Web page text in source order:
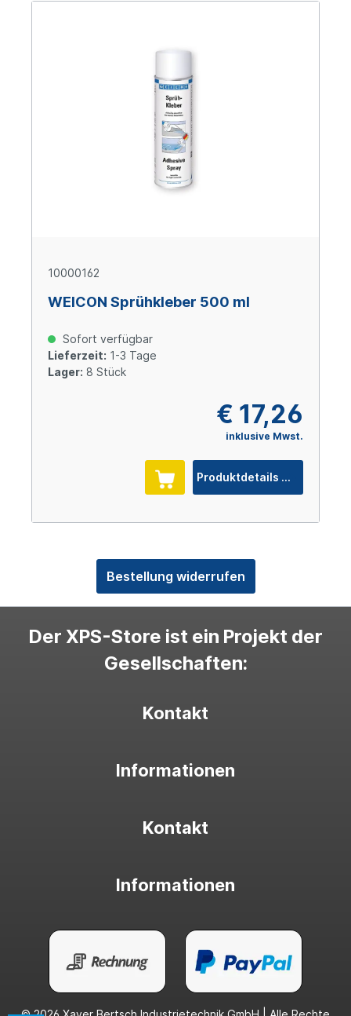
10000162
WEICON Sprühkleber 500 ml
Sofort verfügbar
Lieferzeit: 1-3 Tage
Lager: 8 Stück
€ 17,26
inklusive Mwst.
Produktdetails
Bestellung widerrufen
Der XPS-Store ist ein Projekt der
Gesellschaften:
Kontakt
Informationen
Kontakt
Informationen